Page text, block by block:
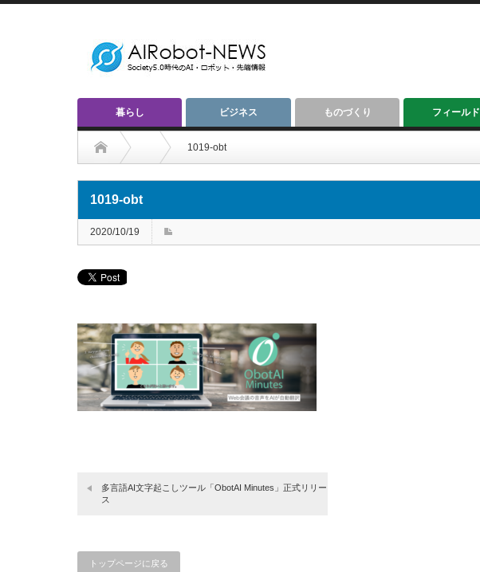
暮らし ビジネス ものづくり フィールド
1019-obt
1019-obt
2020/10/19
多言語AI文字起こしツール「ObotAI Minutes」正式リリー
ス
トップページに戻る